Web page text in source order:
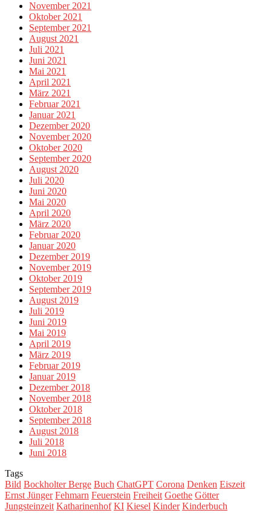
November 2021
Oktober 2021
September 2021
August 2021
Juli 2021
Juni 2021
Mai 2021
April 2021
März 2021
Februar 2021
Januar 2021
Dezember 2020
November 2020
Oktober 2020
September 2020
August 2020
Juli 2020
Juni 2020
Mai 2020
April 2020
März 2020
Februar 2020
Januar 2020
Dezember 2019
November 2019
Oktober 2019
September 2019
August 2019
Juli 2019
Juni 2019
Mai 2019
April 2019
März 2019
Februar 2019
Januar 2019
Dezember 2018
November 2018
Oktober 2018
September 2018
August 2018
Juli 2018
Juni 2018
Tags
Bild Bockholter Berge Buch ChatGPT Corona Denken Eiszeit
Ernst Jünger Fehmarn Feuerstein Freiheit Goethe Götter
Jungsteinzeit Katharinenhof KI Kiesel Kinder Kinderbuch